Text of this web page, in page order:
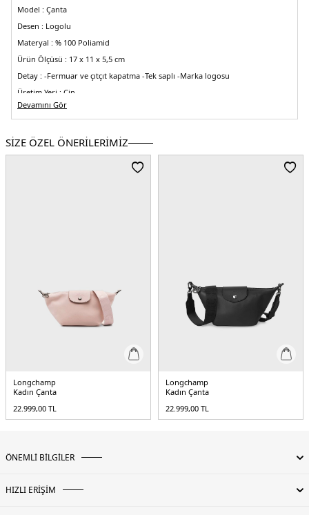
Model : Çanta
Desen : Logolu
Materyal : % 100 Poliamid
Ürün Ölçüsü : 17 x 11 x 5,5 cm
Detay : -Fermuar ve çıtçıt kapatma -Tek saplı -Marka logosu
Üretim Yeri : Çin
5DE234175089P71.17
Devamını Gör
SİZE ÖZEL ÖNERİLERİMİZ
Longchamp
Kadın Çanta
22.999,00 TL
Longchamp
Kadın Çanta
22.999,00 TL
ÖNEMLİ BİLGİLER
HIZLI ERİŞİM